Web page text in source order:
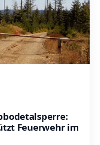
Feuerwehr im